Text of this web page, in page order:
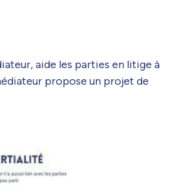
aide les parties en litige à
propose un projet de